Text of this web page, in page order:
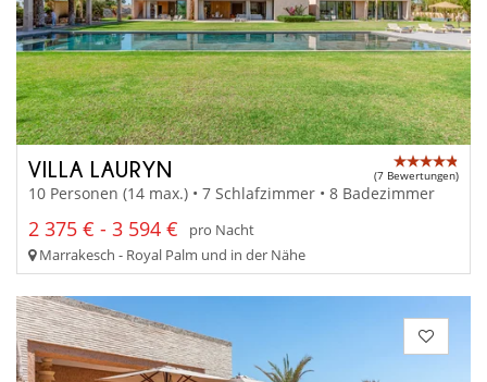
VILLA LAURYN (7 Bewertungen)
10 Personen (14 max.) • 7 Schlafzimmer • 8 Badezimmer
2 375 € - 3 594 €
pro Nacht
Marrakesch - Royal Palm und in der Nähe